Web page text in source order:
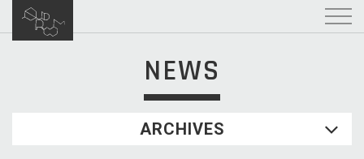
NEWS
ARCHIVES